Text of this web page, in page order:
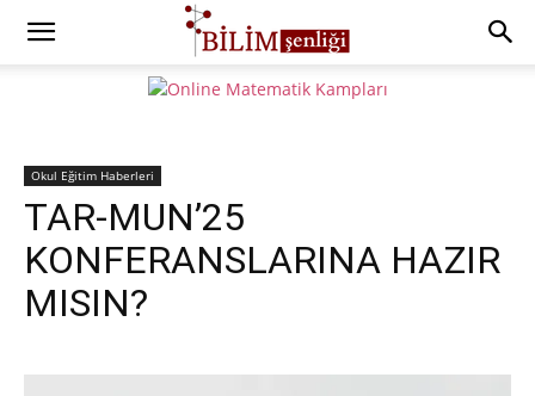
Okul Eğitim Haberleri
TAR-MUN’25
KONFERANSLARINA HAZIR
MISIN?